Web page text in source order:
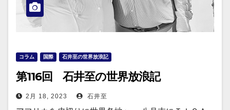
コラム 国際 石井至の世界放浪記
第116回 石井至の世界放浪記
2月 18, 2023 石井至